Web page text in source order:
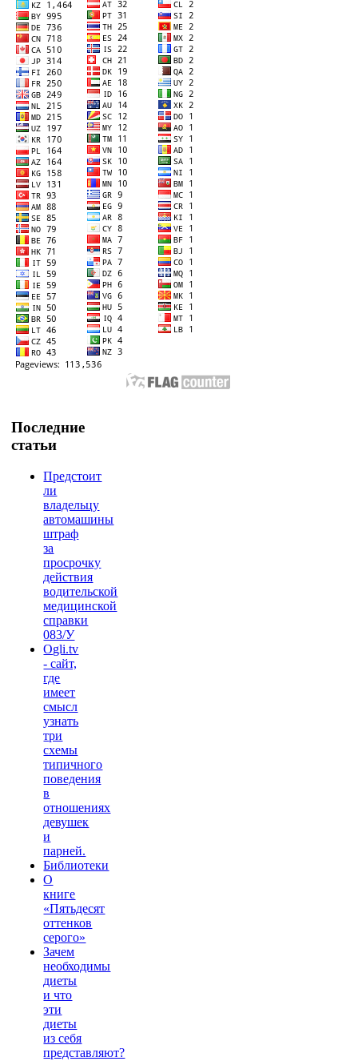
Последние
статьи
Предстоит
ли
владельцу
автомашины
штраф
за
просрочку
действия
водительской
медицинской
справки
083/У
Ogli.tv
- сайт,
где
имеет
смысл
узнать
три
схемы
типичного
поведения
в
отношениях
девушек
и
парней.
Библиотеки
О
книге
«Пятьдесят
оттенков
серого»
Зачем
необходимы
диеты
и что
эти
диеты
из себя
представляют?